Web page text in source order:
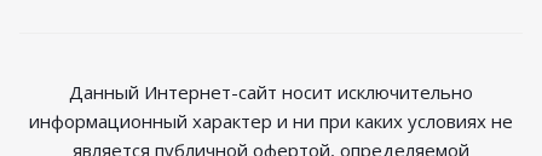
Данный Интернет-сайт носит исключительно
информационный характер и ни при каких условиях не
является публичной офертой, определяемой